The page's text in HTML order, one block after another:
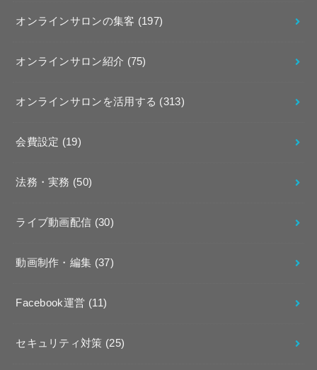
オンラインサロンの集客 (197)
オンラインサロン紹介 (75)
オンラインサロンを活用する (313)
会費設定 (19)
法務・実務 (50)
ライブ動画配信 (30)
動画制作・編集 (37)
Facebook運営 (11)
セキュリティ対策 (25)